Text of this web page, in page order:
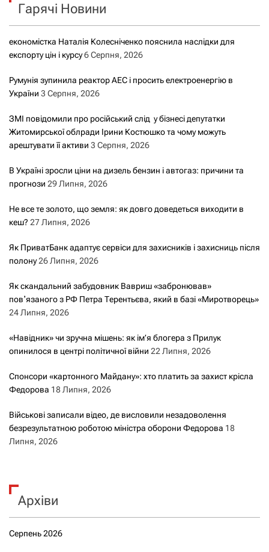
Гарячі Новини
економістка Наталія Колесніченко пояснила наслідки для
експорту цін і курсу6 Серпня, 2026
Румунія зупинила реактор АЕС і просить електроенергію в
України 3 Серпня, 2026
ЗМІ повідомили про російський слід у бізнесі депутатки
Житомирської облради Ірини Костюшко та чому можуть
арештувати її активи 3 Серпня, 2026
В Україні зросли ціни на дизель бензин і автогаз: причини та
прогнози 29 Липня, 2026
Не все те золото, що земля: як довго доведеться виходити в
кеш? 27 Липня, 2026
Як ПриватБанк адаптує сервіси для захисників і захисниць після
полону26 Липня, 2026
Як скандальний забудовник Вавриш «забронював»
повʼязаного з РФ Петра Терентьєва, який в базі «Миротворець»
24 Липня, 2026
«Навідник» чи зручна мішень: як ім’я блогера з Прилук
опинилося в центрі політичної війни 22 Липня, 2026
Спонсори «картонного Майдану»: хто платить за захист крісла
Федорова 18 Липня, 2026
Військові записали відео, де висловили незадоволення
безрезультатною роботою міністра оборони Федорова 18
Липня, 2026
Архіви
Серпень 2026